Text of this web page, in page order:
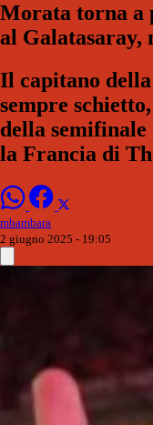
Morata torna a
al Galatasaray,
Il capitano
sempre
della
la Francia di
mbambara
2 giugno 2025 - 19:05